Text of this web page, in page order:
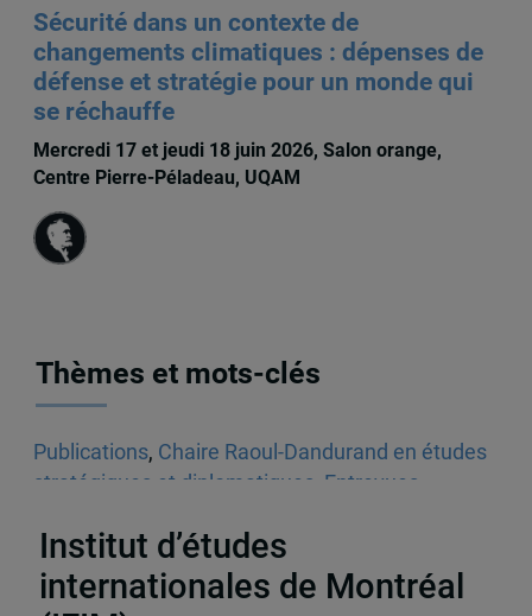
Sécurité dans un contexte de
changements climatiques : dépenses de
défense et stratégie pour un monde qui
se réchauffe
Mercredi 17 et jeudi 18 juin 2026, Salon orange,
Centre Pierre-Péladeau, UQAM
Thèmes et mots-clés
Publications, Chaire Raoul-Dandurand en études
stratégiques et diplomatiques Entrevues
Institut d’études
internationales de Montréal